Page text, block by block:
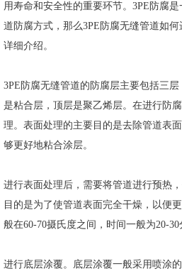
用寿命和安全性的重要环节。3PE防腐
道防腐方式，那么3PE防腐无缝管道如
详细介绍。
3PE防腐无缝管道的防腐层主要包括三
是粘合层，顶层是聚乙烯层。在进行防
理。表面处理的主要目的是去除管道表
够更好地粘合涂层。
进行表面处理后，需要将管道进行预热
目的是为了使管道表面完全干燥，以便
般在60-70摄氏度之间，时间一般为20-30
进行底层涂覆。底层涂覆一般采用喷涂